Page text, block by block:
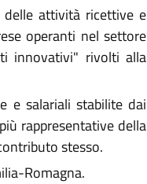
attività ricettive e
operanti nel settore
innovativi" rivolti alla
e salariali stabilite dai
rappresentative della
stesso.
Romagna.